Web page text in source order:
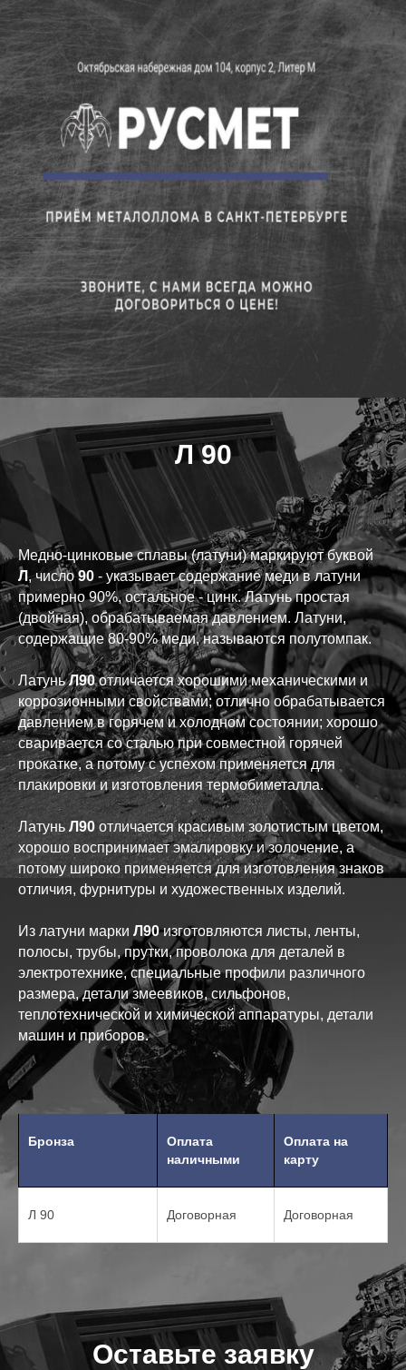
Л 90
Медно-цинковые сплавы (латуни) маркируют буквой
Л, число90 - указывает содержание меди в латуни
примерно 90%, остальное - цинк. Латунь простая
(двойная), обрабатываемая давлением. Латуни,
содержащие 80-90% меди, называются полутомпак.
ЛатуньЛ90отличается хорошими механическими и
коррозионными свойствами; отлично обрабатывается
давлением в горячем и холодном состоянии; хорошо
сваривается со сталью при совместной горячей
прокатке, а потому с успехом применяется для
плакировки и изготовления термобиметалла.
Латунь Л90 отличается красивым золотистым цветом,
хорошо воспринимает эмалировку и золочение, а
потому широко применяется для изготовления знаков
отличия, фурнитуры и художественных изделий.
Из латуни марки Л90изготовляются листы, ленты,
полосы, трубы, прутки, проволока для деталей в
электротехнике, специальные профили различного
размера, детали змеевиков, сильфонов,
теплотехнической и химической аппаратуры, детали
машин и приборов.
Бронза
Оплата
наличными
Оплата на
карту
Л 90 Договорная Договорная
Оставьте заявку